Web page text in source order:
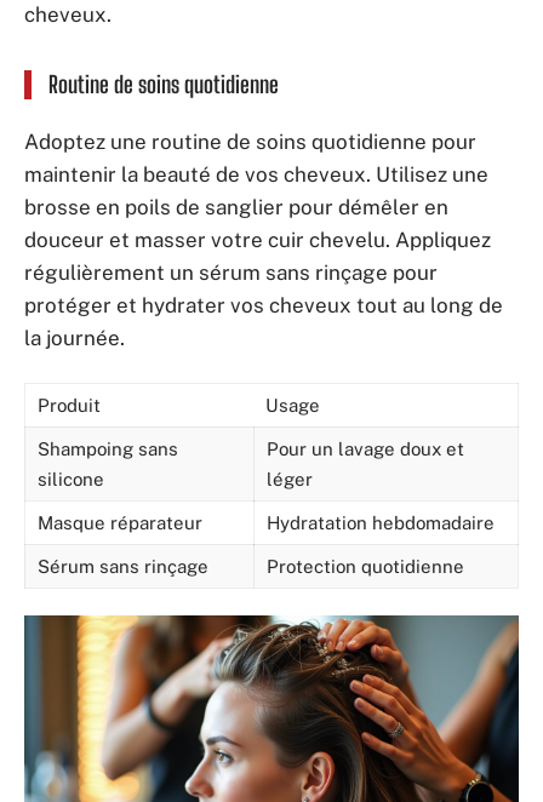
cheveux.
Routine de soins quotidienne
Adoptez une routine de soins quotidienne pour
maintenir la beauté de vos cheveux. Utilisez une
brosse en poils de sanglier pour démêler en
douceur et masser votre cuir chevelu. Appliquez
régulièrement un sérum sans rinçage pour
protéger et hydrater vos cheveux tout au long de
la journée.
Produit Usage
Shampoing sans
silicone
Pour un lavage doux et
léger
Masque réparateur Hydratation hebdomadaire
Sérum sans rinçage Protection quotidienne